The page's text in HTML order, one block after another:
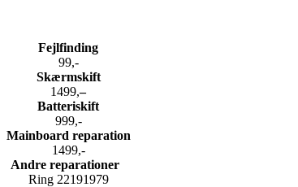
Fejlfinding
99,-
Skærmskift
1499,–
Batteriskift
999,-
Mainboard reparation
1499,-
Andre reparationer
Ring 22191979